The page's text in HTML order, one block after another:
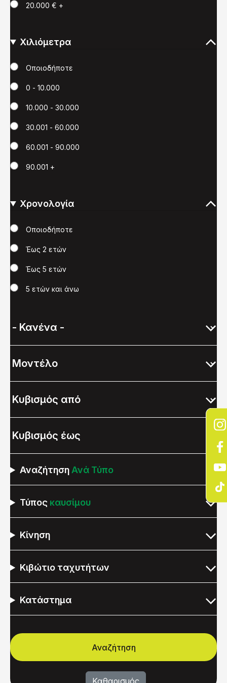
20.000 € +
Χιλιόμετρα
Χιλιόμετρα
Οποιοδήποτε
0 - 10.000
10.000 - 30.000
30.001 - 60.000
60.001 - 90.000
90.001 +
Χρονολογία
Χρονολογία
Οποιοδήποτε
Έως 2 ετών
Έως 5 ετών
5 ετών και άνω
Αναζήτηση Ανά Τύπο
Τύπος καυσίμου
Κίνηση
Κιβώτιο ταχυτήτων
Κατάστημα